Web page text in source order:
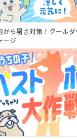
から暑さ対策！クール
ージ